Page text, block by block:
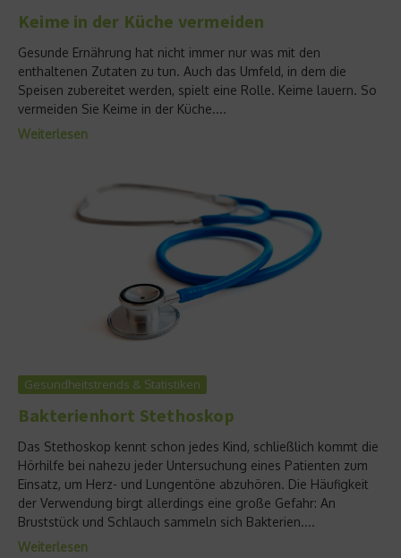
Keime in der Küche vermeiden
Gesunde Ernährung hat nicht immer nur was mit den
enthaltenen Zutaten zu tun. Auch das Umfeld, in dem die
Speisen zubereitet werden, spielt eine Rolle. Keime lauern. So
vermeiden Sie Keime in der Küche....
Weiterlesen
Gesundheitstrends & Statistiken
Bakterienhort Stethoskop
Das Stethoskop kennt schon jedes Kind, schließlich kommt die
Hörhilfe bei nahezu jeder Untersuchung eines Patienten zum
Einsatz, um Herz- und Lungentöne abzuhören. Die Häufigkeit
der Verwendung birgt allerdings eine große Gefahr: An
Bruststück und Schlauch sammeln sich Bakterien....
Weiterlesen